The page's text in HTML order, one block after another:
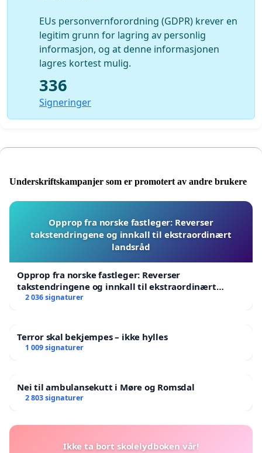
EUs personvernforordning (GDPR) krever en
legitim grunn for lagring av personlig
informasjon, og at denne informasjonen
lagres kortest mulig.
336
Signeringer
Underskriftskampanjer som er promotert av andre brukere
Opprop fra norske fastleger: Reverser
takstendringene og innkall til ekstraordinært
landsråd
Opprop fra norske fastleger: Reverser
takstendringene og innkall til ekstraordinært
landsråd
2 036 signaturer
Terror skal bekjempes – ikke hylles
1 009 signaturer
Nei til ambulansekutt i Møre og Romsdal
2 803 signaturer
Ikke ta bort skolelydboken vår!